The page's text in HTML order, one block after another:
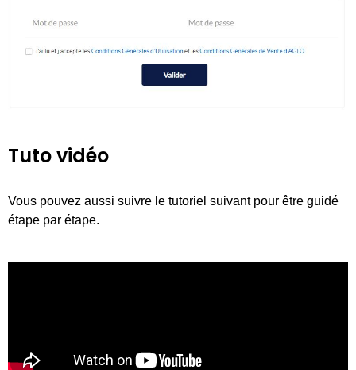
Tuto vidéo
Vous pouvez aussi suivre le tutoriel suivant pour être guidé
étape par étape.